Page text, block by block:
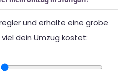
und erhalte eine grobe
dein Umzug kostet: